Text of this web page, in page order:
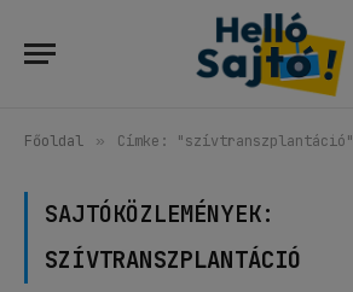
Főoldal » Címke: "szívtranszplantáció"
SAJTÓKÖZLEMÉNYEK:
SZÍVTRANSZPLANTÁCIÓ